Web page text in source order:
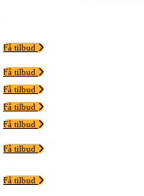
Få tilbud
Få tilbud
Få tilbud
Få tilbud
Få tilbud
Få tilbud
Få tilbud